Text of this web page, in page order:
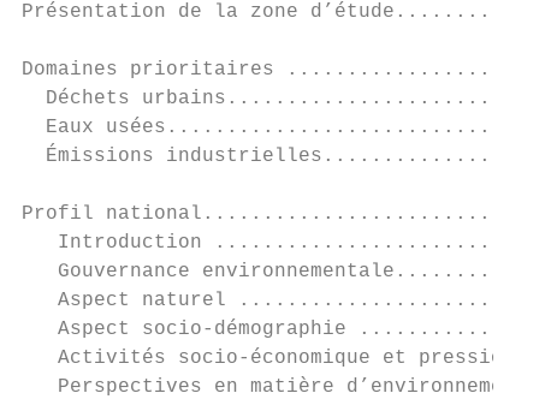
Présentation de la zone
Domaines prioritaires
Déchets
Eaux
Émissions
Profil
Introduction
Gouvernance
Aspect naturel
Aspect socio-démographie
Activités socio-économique et pressions sur l’environnement
Perspectives en matière d’environnement et développement